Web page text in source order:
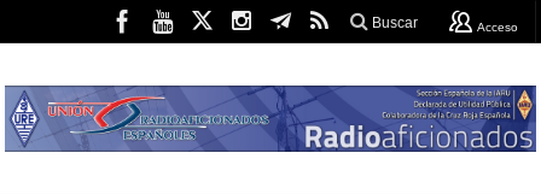
Buscar Acceso